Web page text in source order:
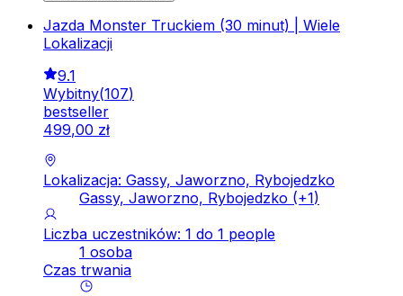
Jazda Monster Truckiem (30 minut) | Wiele
Lokalizacji
9.1
Wybitny(107)
bestseller
499,00 zł
Lokalizacja: Gassy, Jaworzno, Rybojedzko
Gassy, Jaworzno, Rybojedzko (+1)
Liczba uczestników: 1 do 1 people
1 osoba
Czas trwania